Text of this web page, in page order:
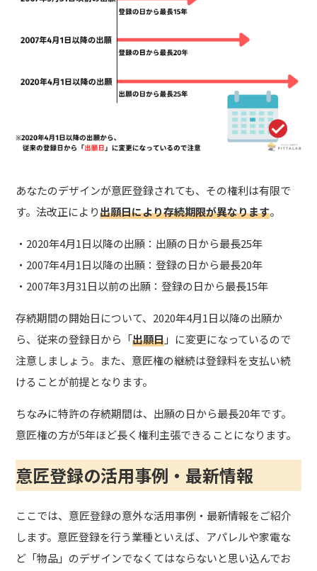
あなたのデザインが意匠登録されても、その権利は有限で
す。法改正により出願日により存続期限が異なります。
・2020年4月1日以降の出願：出願の日から最長25年
・2007年4月1日以降の出願：登録の日から最長20年
・2007年3月31日以前の出願：登録の日から最長15年
存続期間の開始日について、2020年4月1日以降の出願か
ら、従来の登録日から「出願日」に変更になっているので
注意しましょう。また、意匠権の継続は登録料を支払い続
けることが前提となります。
ちなみに特許の存続期間は、出願の日から最長20年です。
意匠権の方が5年ほど長く権利主張できることになります。
意匠登録の活用事例・最新情報
ここでは、意匠登録の意外な活用事例・最新情報をご紹介
します。 意匠登録を行う業種といえば、アパレルや家電な
ど「物品」のデザインでなくてはならないと思い込んでお